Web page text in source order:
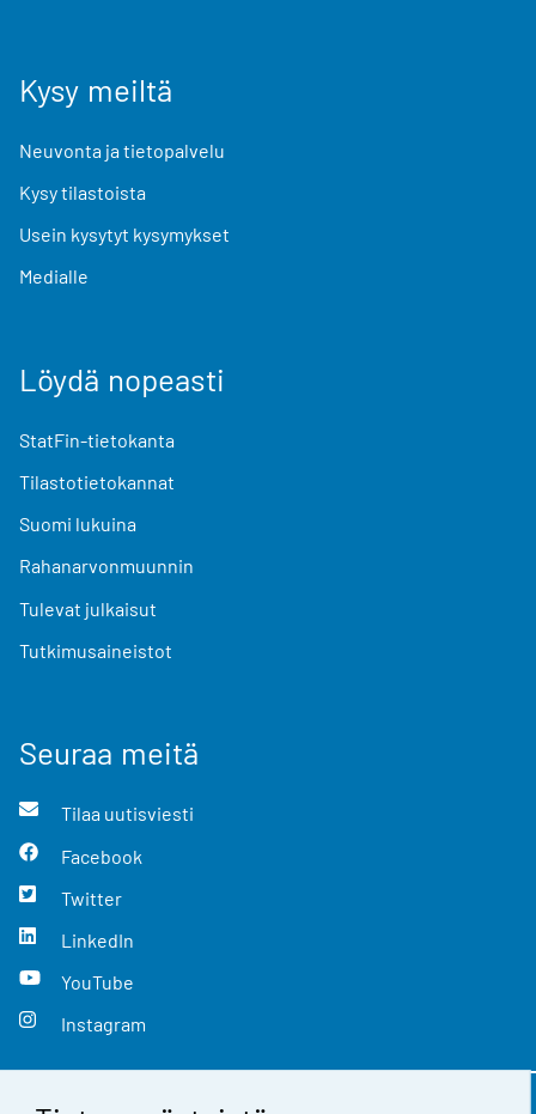
Kysy meiltä
Neuvonta ja tietopalvelu
Kysy tilastoista
Usein kysytyt kysymykset
Medialle
Löydä nopeasti
StatFin-tietokanta
Tilastotietokannat
Suomi lukuina
Rahanarvonmuunnin
Tulevat julkaisut
Tutkimusaineistot
Seuraa meitä
Tilaa uutisviesti
Facebook
Twitter
LinkedIn
YouTube
Instagram